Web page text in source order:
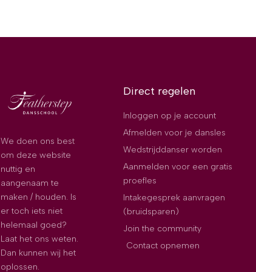
We doen ons best
om deze website
nuttig en
aangenaam te
maken / houden. Is
er toch iets niet
helemaal goed?
Laat het ons weten.
Dan kunnen wij het
oplossen.
Direct regelen
Inloggen op je account
Afmelden voor je dansles
Wedstrijddanser worden
Aanmelden voor een gratis
proefles
Intakegesprek aanvragen
(bruidsparen)
Join the community
Contact opnemen